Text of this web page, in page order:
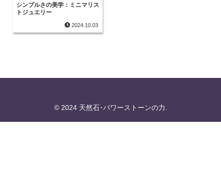
シンプルさの美学：ミニマリス
トジュエリー
2024.10.03
© 2024 天然石･パワーストーンの力.